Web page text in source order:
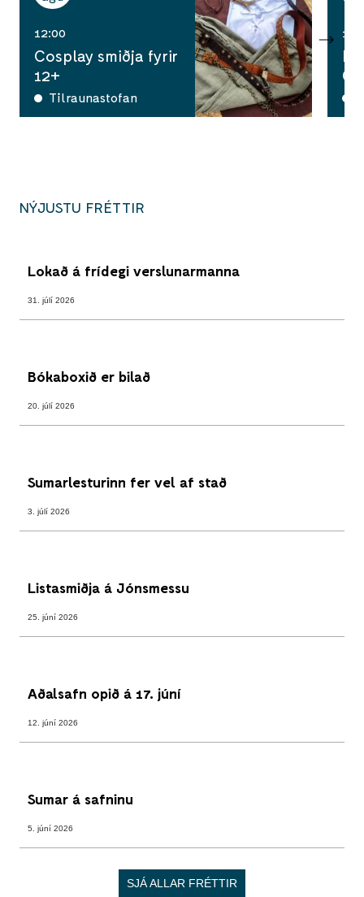
12:00
Cosplay smiðja fyrir
12+
Tilraunastofan
NÝJUSTU FRÉTTIR
Lokað á frídegi verslunarmanna
31. júlí 2026
Bókaboxið er bilað
20. júlí 2026
Sumarlesturinn fer vel af stað
3. júlí 2026
Listasmiðja á Jónsmessu
25. júní 2026
Aðalsafn opið á 17. júní
12. júní 2026
Sumar á safninu
5. júní 2026
SJÁ ALLAR FRÉTTIR